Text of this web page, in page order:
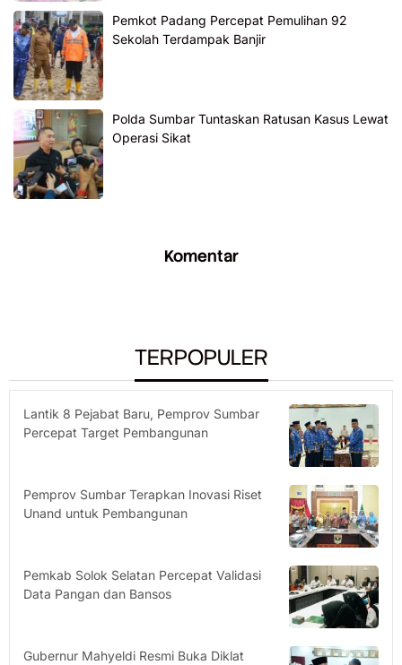
Pemkot Padang Percepat Pemulihan 92
Sekolah Terdampak Banjir
Polda Sumbar Tuntaskan Ratusan Kasus Lewat
Operasi Sikat
Komentar
TERPOPULER
Lantik 8 Pejabat Baru, Pemprov Sumbar
Percepat Target Pembangunan
Pemprov Sumbar Terapkan Inovasi Riset
Unand untuk Pembangunan
Pemkab Solok Selatan Percepat Validasi
Data Pangan dan Bansos
Gubernur Mahyeldi Resmi Buka Diklat